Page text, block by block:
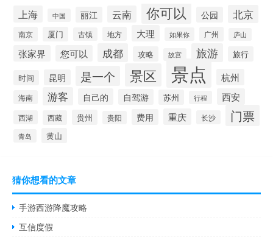
上海 中国 丽江 云南 你可以 公园 北京
南京 厦门 古镇 地方 大理 如果你 广州 庐山
张家界 您可以 成都 攻略 故宫 旅游 旅行
时间 昆明 是一个 景区 景点 杭州
海南 游客 自己的 自驾游 苏州 行程 西安
西湖 西藏 贵州 贵阳 费用 重庆 长沙 门票
青岛 黄山
猜你想看的文章
手游西游降魔攻略
互信度假